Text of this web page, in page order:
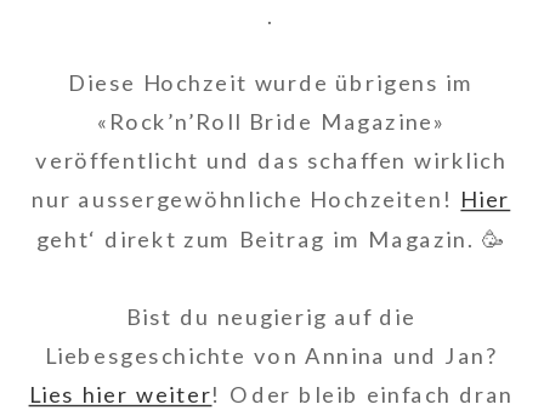
.
Diese Hochzeit wurde übrigens im
«Rock’n’Roll Bride Magazine»
veröffentlicht und das schaffen wirklich
nur aussergewöhnliche Hochzeiten! Hier
geht‘ direkt zum Beitrag im Magazin. 🥳
Bist du neugierig auf die
Liebesgeschichte von Annina und Jan?
Lies hier weiter! Oder bleib einfach dran